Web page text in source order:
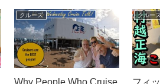
クルーズ クレジ